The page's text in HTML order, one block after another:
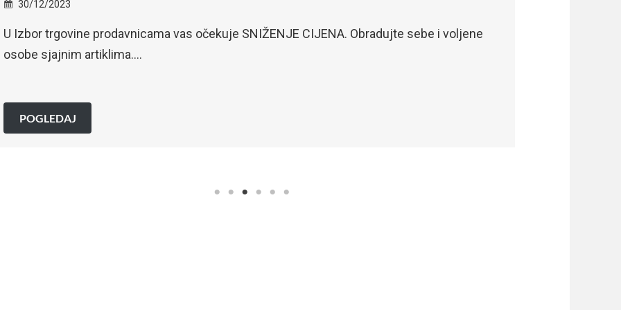
30/12/2023
U Izbor trgovine prodavnicama vas očekuje SNIŽENJE CIJENA. Obradujte sebe i voljene
osobe sjajnim artiklima….
POGLEDAJ